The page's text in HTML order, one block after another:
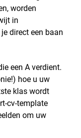
worden
in
direct een baan
een A verdient.
hoe u uw
klas wordt
cv-template
om uw